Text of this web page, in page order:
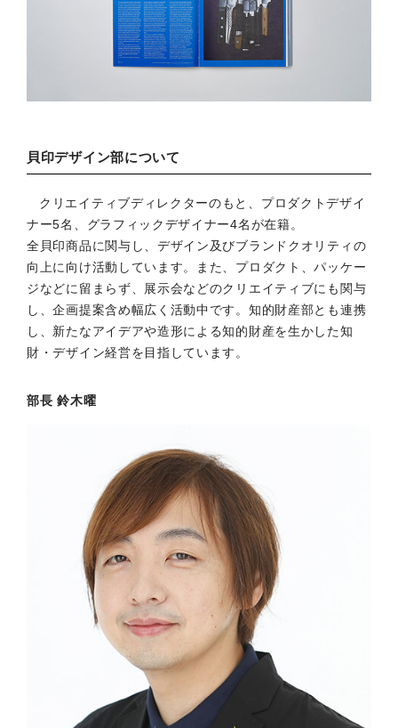
貝印デザイン部について
クリエイティブディレクターのもと、プロダクトデザイ
ナー5名、グラフィックデザイナー4名が在籍。
全貝印商品に関与し、デザイン及びブランドクオリティの
向上に向け活動しています。また、プロダクト、パッケー
ジなどに留まらず、展示会などのクリエイティブにも関与
し、企画提案含め幅広く活動中です。知的財産部とも連携
し、新たなアイデアや造形による知的財産を生かした知
財・デザイン経営を目指しています。
部長 鈴木曜